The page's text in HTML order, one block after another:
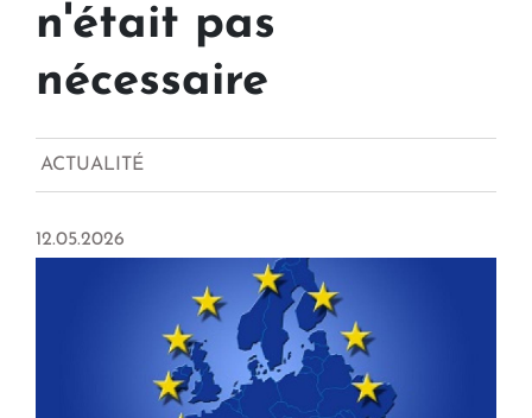
n'était pas
nécessaire
ACTUALITÉ
12.05.2026